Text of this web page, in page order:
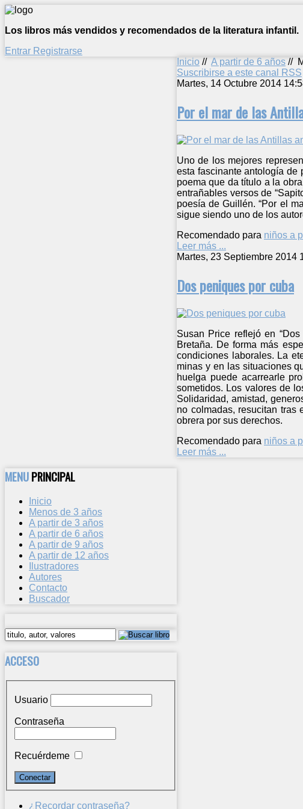
Los libros más vendidos y recomendados de la literatura infantil.
Entrar Registrarse
Inicio // A partir de 6 años //
Suscribirse a este canal RSS
Martes, 14 Octubre 2014
Por el mar de las
Uno de los mejores
esta fascinante antología de
poema que da título a la
entrañables versos de
poesía de Guillén. “Por el
sigue siendo uno de los
Recomendado para niños a
Leer más ...
Martes, 23 Septiembre 2014
Dos peniques por cuba
Susan Price reflejó en
Bretaña. De forma más
condiciones laborales. La
minas y en las situaciones
huelga puede acarrearle
sometidos. Los valores de
Solidaridad, amistad,
no colmadas, resucitan
obrera por sus derechos.
Recomendado para niños a
Leer más ...
MENUPRINCIPAL
Inicio
Menos de 3 años
A partir de 3 años
A partir de 6 años
A partir de 9 años
A partir de 12 años
Ilustradores
Autores
Contacto
Buscador
ACCESO
Usuario
Contraseña
Recuérdeme
¿Recordar contraseña?